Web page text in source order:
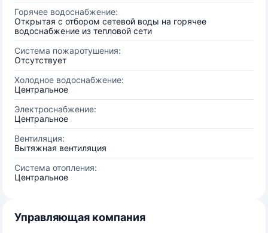
Горячее водоснабжение:
Открытая с отбором сетевой воды на горячее
водоснабжение из тепловой сети
Система пожаротушения:
Отсутствует
Холодное водоснабжение:
Центральное
Электроснабжение:
Центральное
Вентиляция:
Вытяжная вентиляция
Система отопления:
Центральное
Управляющая компания